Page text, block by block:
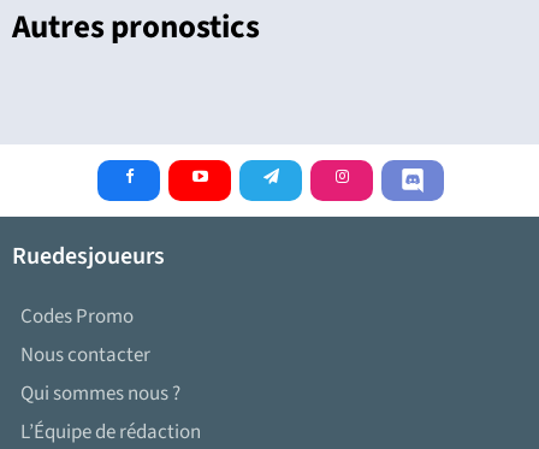
Autres pronostics
Ruedesjoueurs
Codes Promo
Nous contacter
Qui sommes nous ?
L’Équipe de rédaction